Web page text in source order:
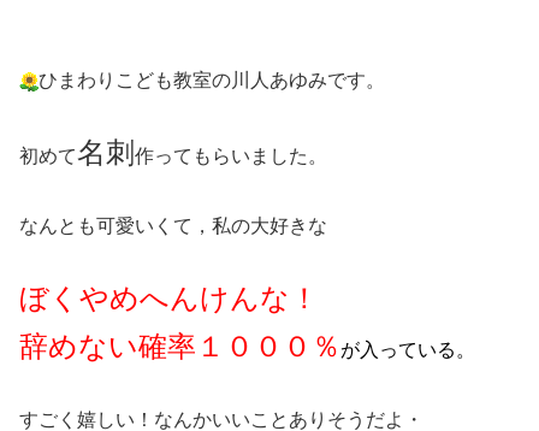
ひまわりこども教室の川人あゆみです。
初めて名刺 作ってもらいました。
なんとも可愛いくて，私の大好きな
ぼくやめへんけんな！
辞めない確率１０００％ が入っている。
すごく嬉しい！なんかいいことありそうだよ・